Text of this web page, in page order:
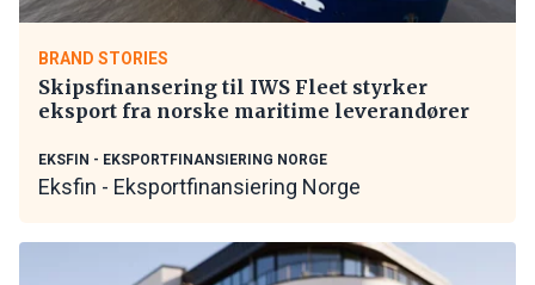
BRAND STORIES
Skipsfinansering til IWS Fleet styrker
eksport fra norske maritime leverandører
EKSFIN - EKSPORTFINANSIERING NORGE
Eksfin - Eksportfinansiering Norge